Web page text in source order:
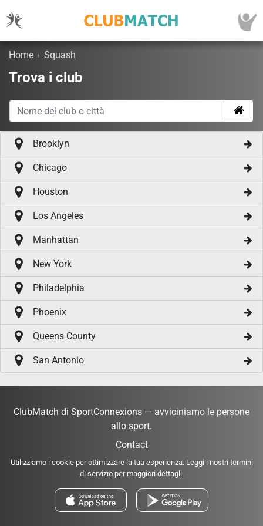
Home › Squash
Trova i club
Brooklyn
Chicago
Houston
Los Angeles
Manhattan
New York
Philadelphia
Phoenix
Queens County
San Antonio
ClubMatch di SportConnexions — avviciniamo le persone
allo sport.
Contact
Utilizziamo i cookie per ottimizzare la tua esperienza. Leggi i nostri termini
di servizioper maggiori dettagli.